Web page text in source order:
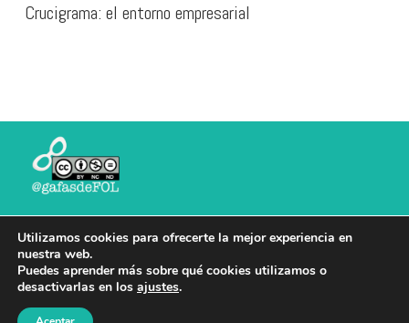
Crucigrama: el entorno empresarial
Puedes compartir, con la atribución adecuada, sin
propósitos comerciales y sin derivadas (salvo
materiales que señalen expresamente que puedes
Utilizamos cookies para ofrecerte la mejor experiencia en
nuestra web.
Puedes aprender más sobre qué cookies utilizamos o
desactivarlas en los ajustes.